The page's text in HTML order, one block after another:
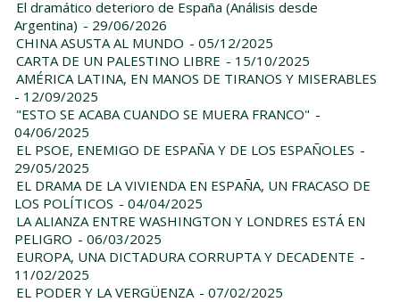
El dramático deterioro de España (Análisis desde
Argentina) - 29/06/2026
CHINA ASUSTA AL MUNDO - 05/12/2025
CARTA DE UN PALESTINO LIBRE - 15/10/2025
AMÉRICA LATINA, EN MANOS DE TIRANOS Y MISERABLES
- 12/09/2025
"ESTO SE ACABA CUANDO SE MUERA FRANCO" -
04/06/2025
EL PSOE, ENEMIGO DE ESPAÑA Y DE LOS ESPAÑOLES -
29/05/2025
EL DRAMA DE LA VIVIENDA EN ESPAÑA, UN FRACASO DE
LOS POLÍTICOS - 04/04/2025
LA ALIANZA ENTRE WASHINGTON Y LONDRES ESTÁ EN
PELIGRO - 06/03/2025
EUROPA, UNA DICTADURA CORRUPTA Y DECADENTE -
11/02/2025
EL PODER Y LA VERGÜENZA - 07/02/2025